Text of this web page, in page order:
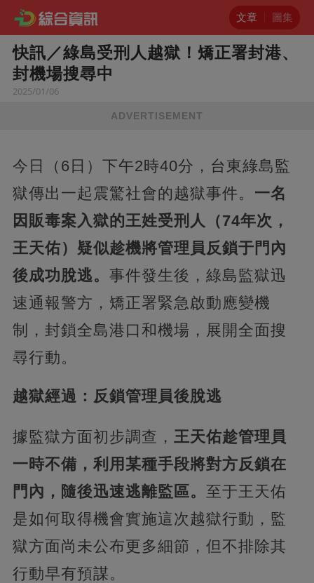
文章 圖集
快訊／綠島受刑人越獄！矯正署封港、
封機場搜尋中
2025/01/06
ADVERTISEMENT
今日（6日）下午2時40分，台東綠島監
獄傳出一起震驚社會的越獄事件。 一名
因販毒案入獄的王姓受刑人（74年次，
王天佑）疑似趁機將管理員反鎖于門內
後成功脫逃。 事件發生後，綠島監獄迅
速通報警方，矯正署緊急啟動應變機
制，封鎖全島港口和機場，展開全面搜
尋行動。
越獄經過：反鎖管理員後脫逃
據監獄方面初步調查， 王天佑趁管理員
一時不備，利用某種手段將對方反鎖在
門內，隨後迅速逃離監區。 至于王天佑
是如何取得機會實施這次越獄行動，監
獄方面尚未公布更多細節，但不排除其
行動早有預謀。